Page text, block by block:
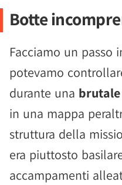
Botte
Facciamo un passo
potevamo
durante una
in una mappa
struttura della
era piuttosto
accampamenti